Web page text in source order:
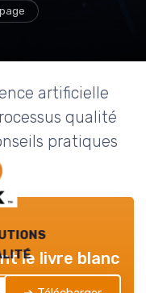
artificielle
qualité
pratiques
le livre blanc